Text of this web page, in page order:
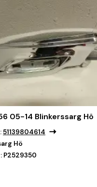
05-14 Blinkerssarg Hö
51139804614
Hö
P2529350